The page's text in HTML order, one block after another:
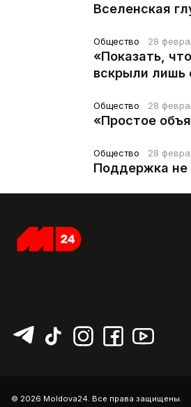
Вселенская
Общество 28
«Показать,
вскрыли лишь
Общество 28
«Простое
Общество 28
Поддержка не
© 2026 Moldova24. Все права защищены.